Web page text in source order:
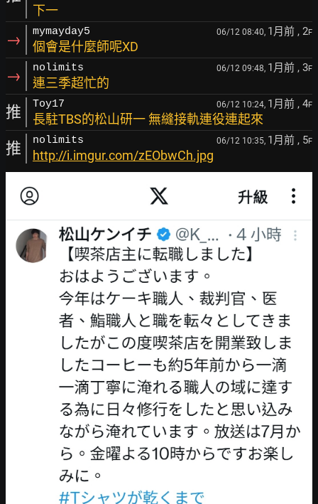
下一
→ mymayday5 06/12 08:40, 1月前 , 2F
個會是什麼師呢XD
→ nolimits 06/12 09:48, 1月前 , 3F
連三季超忙的
推 Toy17 06/12 10:24, 1月前 , 4F
長駐TBS的松山研一 無縫接軌連役連起來
推 nolimits 06/12 10:35, 1月前 , 5F
http://i.imgur.com/zEObwCh.jpg